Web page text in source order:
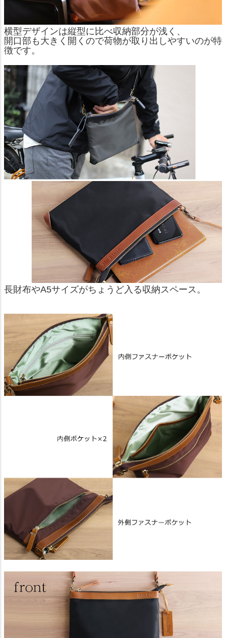
横型デザインは縦型に比べ収納部分が浅く、
開口部も大きく開くので荷物が取り出しやすいのが特
徴です。
長財布やA5サイズがちょうど入る収納スペース。